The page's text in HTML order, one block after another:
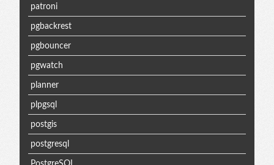
patroni
pgbackrest
pgbouncer
pgwatch
planner
plpgsql
postgis
postgresql